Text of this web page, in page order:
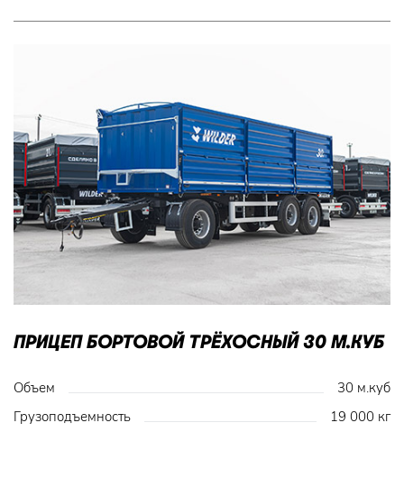
ПРИЦЕП БОРТОВОЙ ТРЁХОСНЫЙ 30 М.КУБ
Объем
30 м.куб
Грузоподъемность
19 000 кг